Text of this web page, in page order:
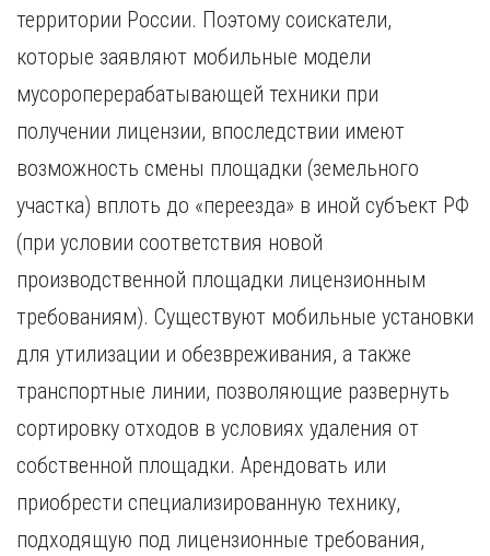
территории России. Поэтому соискатели,
которые заявляют мобильные модели
мусороперерабатывающей техники при
получении лицензии, впоследствии имеют
возможность смены площадки (земельного
участка) вплоть до «переезда» в иной субъект РФ
(при условии соответствия новой
производственной площадки лицензионным
требованиям). Существуют мобильные установки
для утилизации и обезвреживания, а также
транспортные линии, позволяющие развернуть
сортировку отходов в условиях удаления от
собственной площадки. Арендовать или
приобрести специализированную технику,
подходящую под лицензионные требования,